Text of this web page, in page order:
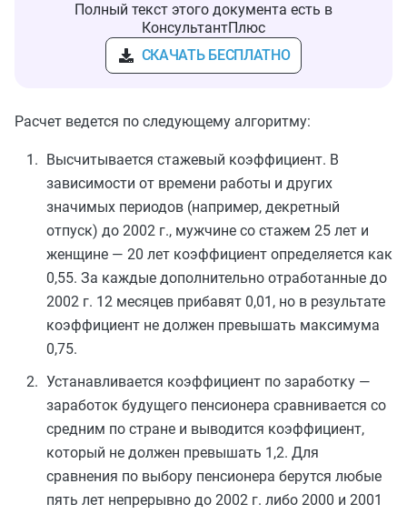
Полный текст этого документа есть в
КонсультантПлюс
СКАЧАТЬ БЕСПЛАТНО
Расчет ведется по следующему алгоритму:
Высчитывается стажевый коэффициент. В
зависимости от времени работы и других
значимых периодов (например, декретный
отпуск) до 2002 г., мужчине со стажем 25 лет и
женщине — 20 лет коэффициент определяется как
0,55. За каждые дополнительно отработанные до
2002 г. 12 месяцев прибавят 0,01, но в результате
коэффициент не должен превышать максимума
0,75.
Устанавливается коэффициент по заработку —
заработок будущего пенсионера сравнивается со
средним по стране и выводится коэффициент,
который не должен превышать 1,2. Для
сравнения по выбору пенсионера берутся любые
пять лет непрерывно до 2002 г. либо 2000 и 2001